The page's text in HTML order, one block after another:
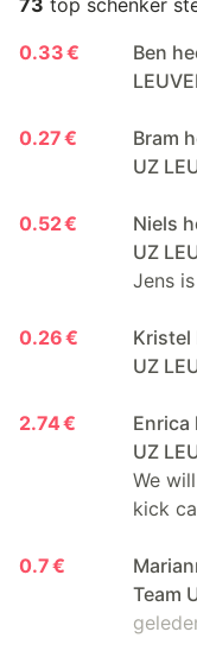
0.33 €
Ben
0.27 €
Bram
UZ
0.52 €
Niels
UZ
Jens
0.26 €
Kristel
UZ
2.74 €
Enrica
UZ
We
kick
0.7 €
Team